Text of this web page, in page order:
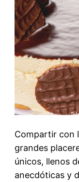
Compartir con
grandes
únicos, llenos
anecdóticas y